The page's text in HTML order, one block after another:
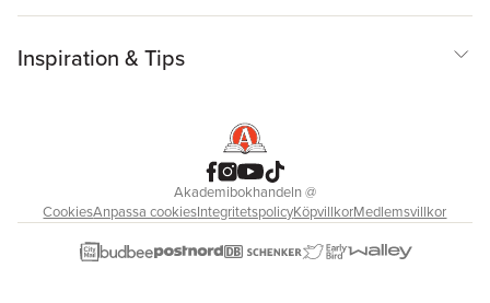
Inspiration & Tips
Akademibokhandeln@
CookiesAnpassa cookiesIntegritetspolicyKöpvillkorMedlemsvillkor